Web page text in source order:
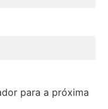
para a próxima